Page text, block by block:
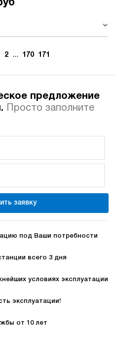
Гидростанции с двумя
насосами
Гидростанции мощностью 5
Двухпоточные гидростанции
2 ... 170 171
предложение
Просто заполните
заявку
под Ваши потребности
всего 3 дня
условиях эксплуатации
эксплуатации!
от 10 лет